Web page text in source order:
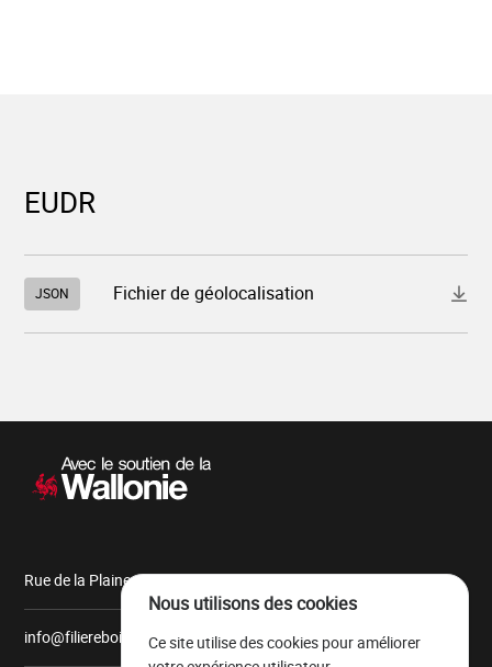
EUDR
Télécharger
le
"832_2026_3278_A_26.json"
JSON Fichier de géolocalisation
Navigation
Rue de la Plaine, 9 6900 Marche-en-Famenne
info@filiereboiswallonie.be
Nous utilisons des cookies
Ce site utilise des cookies pour améliorer